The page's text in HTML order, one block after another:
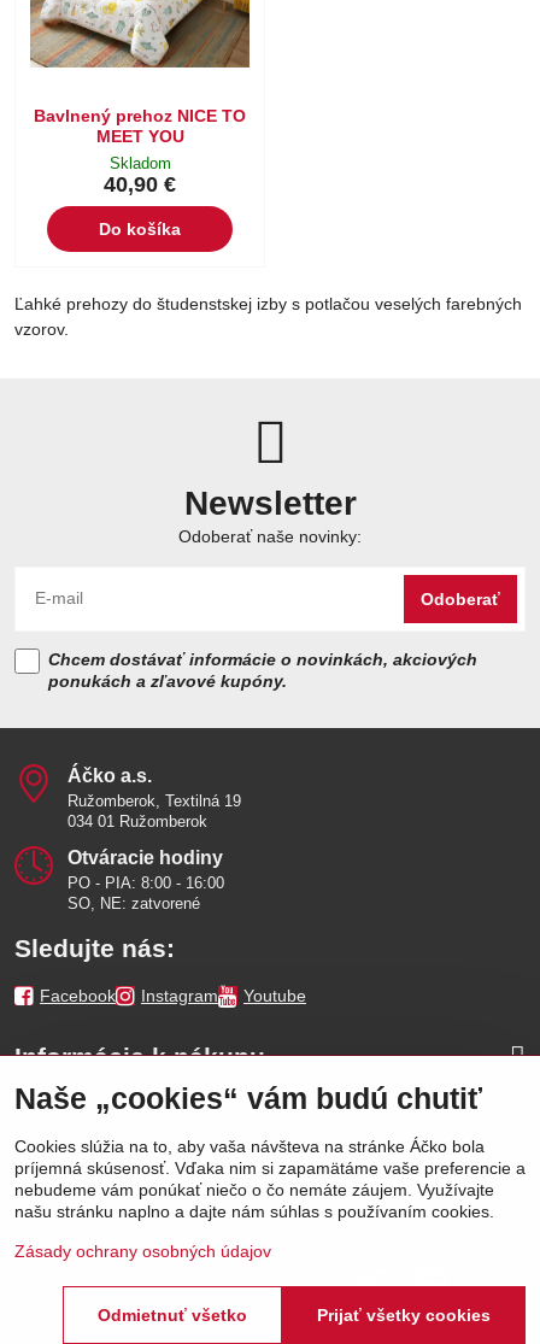
Bavlnený prehoz NICE TO
MEET YOU
Skladom
40,90 €
Do košíka
Ľahké prehozy do študenstskej izby s potlačou veselých farebných
vzorov.
Newsletter
Odoberať naše novinky:
Odoberať
Chcem dostávať informácie o novinkách, akciových
ponukách a zľavové kupóny.
Áčko a​.s​.
Ružomberok, Textilná 19
034 01 Ružomberok
Otváracie hodiny
PO - PIA: 8:00 - 16:00
SO, NE: zatvorené
Sledujte nás:
Facebook Instagram Youtube
Informácie k nákupu
Naše značky
Výhody
Naše „cookies“ vám budú chutiť
Cookies slúžia na to, aby vaša návšteva na stránke Áčko bola
príjemná skúsenosť. Vďaka nim si zapamätáme vaše preferencie a
nebudeme vám ponúkať niečo o čo nemáte záujem. Využívajte
našu stránku naplno a dajte nám súhlas s používaním cookies.
Zásady ochrany osobných údajov
Prijať všetky cookies
Odmietnuť všetko